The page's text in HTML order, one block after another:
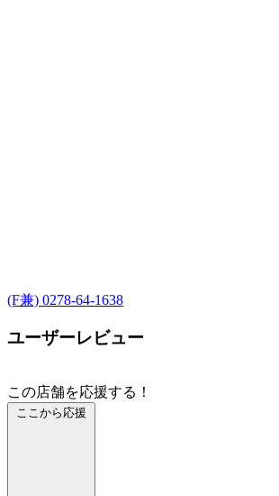
(F兼) 0278-64-1638
ユーザーレビュー
この店舗を応援する！
ここから応援